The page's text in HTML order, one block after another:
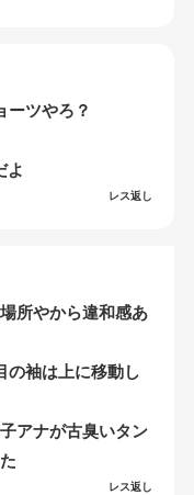
ーツやろ？
よ
レス返し
所やから違和感あ
の袖は上に移動し
アナが古臭いタン
レス返し